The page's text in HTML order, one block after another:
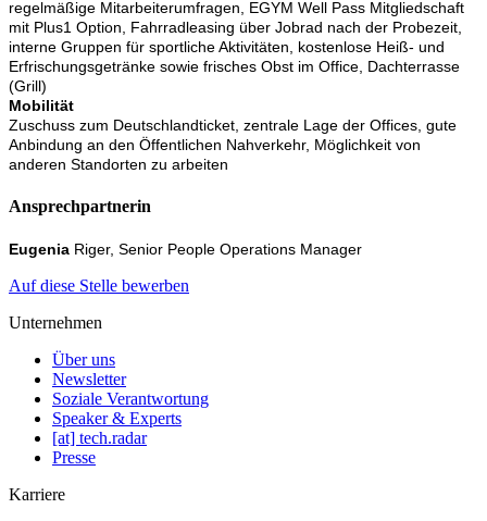
regelmäßige Mitarbeiterumfragen, EGYM Well Pass Mitgliedschaft
mit Plus1 Option, Fahrradleasing über Jobrad nach der Probezeit,
interne Gruppen für sportliche Aktivitäten, kostenlose Heiß- und
Erfrischungsgetränke sowie frisches Obst im Office, Dachterrasse
(Grill)
Mobilität
Zuschuss zum Deutschlandticket, zentrale Lage der Offices, gute
Anbindung an den Öffentlichen Nahverkehr, Möglichkeit von
anderen Standorten zu arbeiten
Ansprechpartnerin
Eugenia Riger, Senior People Operations Manager
Auf diese Stelle bewerben
Unternehmen
Über uns
Newsletter
Soziale Verantwortung
Speaker & Experts
[at] tech.radar
Presse
Karriere